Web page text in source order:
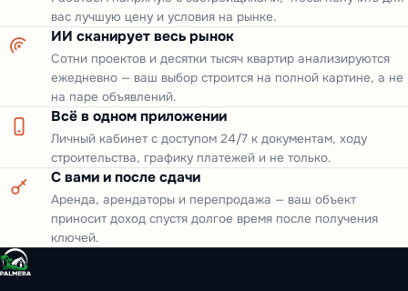
вас лучшую цену и условия на рынке.
ИИ сканирует весь рынок
Сотни проектов и десятки тысяч квартир анализируются
ежедневно — ваш выбор строится на полной картине, а не
на паре объявлений.
Всё в одном приложении
Личный кабинет с доступом 24/7 к документам, ходу
строительства, графику платежей и не только.
С вами и после сдачи
Аренда, арендаторы и перепродажа — ваш объект
приносит доход спустя долгое время после получения
ключей.